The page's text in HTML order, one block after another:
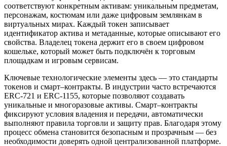
соответствуют конкретным активам: уникальным предметам,
персонажам, костюмам или даже цифровым землянкам в
виртуальных мирах. Каждый токен записывает
идентификатор актива и метаданные, которые описывают его
свойства. Владелец токена держит его в своем цифровом
кошельке, который может быть подключён к торговым
площадкам и игровым сервисам.
Ключевые технологические элементы здесь — это стандарты
токенов и смарт–контракты. В индустрии часто встречаются
ERC-721 и ERC-1155, которые позволяют создавать
уникальные и многоразовые активы. Смарт–контракты
фиксируют условия владения и передачи, автоматически
выполняют правила торговли и защиту прав. Благодаря этому
процесс обмена становится безопасным и прозрачным — без
необходимости доверять одной централизованной платформе.